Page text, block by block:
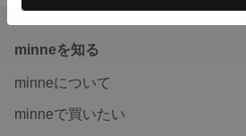
minneを知る
minneについて
minneで買いたい